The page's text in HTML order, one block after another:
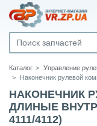
Каталог
Управление
Наконечник рулевой
НАКОНЕЧНИК
ДЛИНЫЕ
4111/4112)